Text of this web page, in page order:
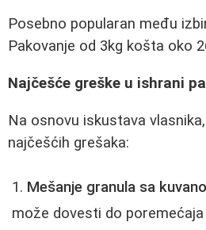
Posebno popularan među
Pakovanje od 3kg košta oko
Najčešće greške u ishrani
Na osnovu iskustava
najčešćih grešaka:
Mešanje granula sa
može dovesti do